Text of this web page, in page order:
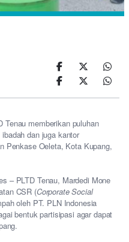
Tenau memberikan puluhan
dan juga kantor
Penkase Oeleta, Kota Kupang,
– PLTD Tenau, Mardedi Mone
CSR (Corporate Social
oleh PT. PLN Indonesia
bentuk partisipasi agar dapat